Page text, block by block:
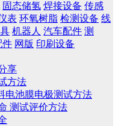
固态储氢 焊接设备 传感
表 环氧树脂 检测设备 线
机器人 汽车配件 测
件 网版 印刷设备
享
方法
电池膜电极测试方法
测试评价方法